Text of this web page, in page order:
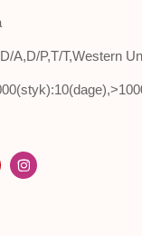
A,D/P,T/T,Western